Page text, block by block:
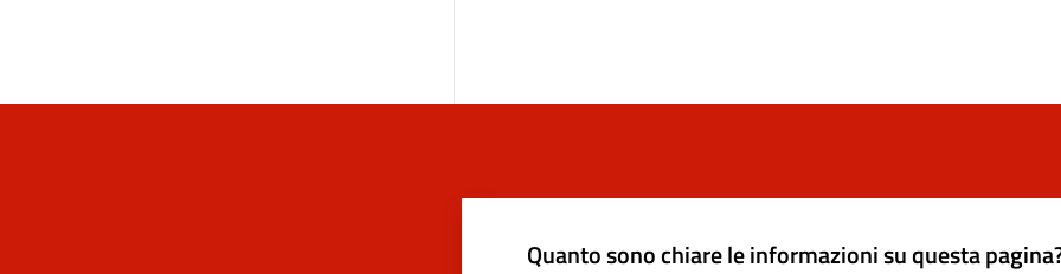
Quanto sono chiare le informazioni su questa